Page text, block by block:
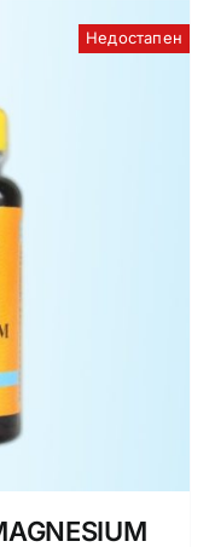
Недостапен